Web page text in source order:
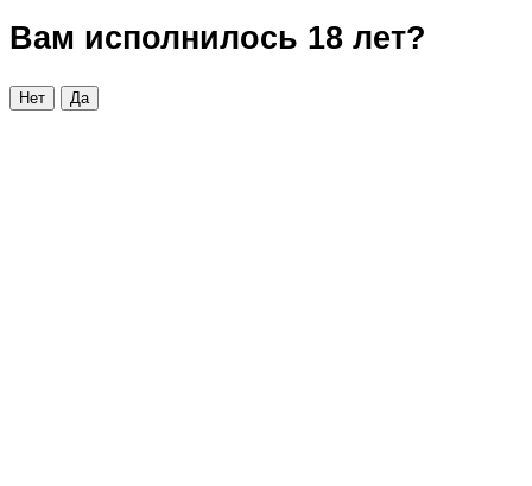
Вам исполнилось 18 лет?
Нет Да